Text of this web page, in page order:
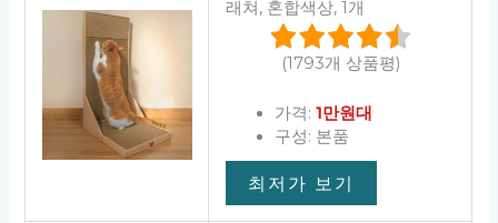
래쳐, 혼합색상, 1개
(1793개 상품평)
가격: 1만원대
구성: 본품
최저가 보기